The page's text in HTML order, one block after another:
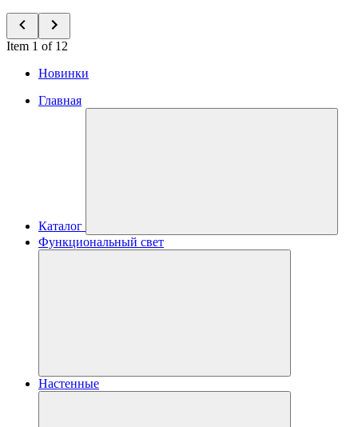
Item 1 of 12
Новинки
Главная
Каталог
Функциональный свет
Настенные